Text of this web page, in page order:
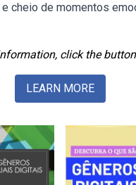
cheio de momentos
click the
LEARN MORE